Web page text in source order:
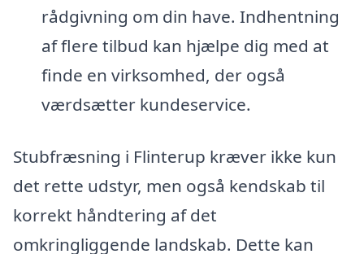
rådgivning om din have. Indhentning
af flere tilbud kan hjælpe dig med at
finde en virksomhed, der også
værdsætter kundeservice.
Stubfræsning i Flinterup kræver ikke kun
det rette udstyr, men også kendskab til
korrekt håndtering af det
omkringliggende landskab. Dette kan